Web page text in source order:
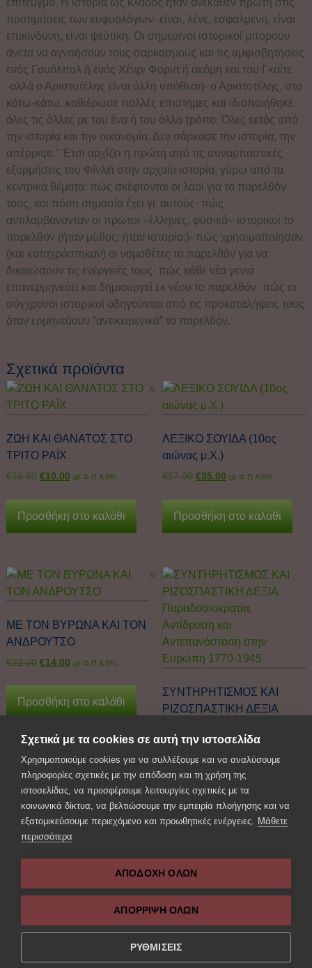
προτιμήσεις των ευφυολόγων· είναι, λένε, εσφαλμένη, είναι
επικίνδυνη, είναι ψεύτικη. Οι σημερινοί ιστορικοί μπορούν
άνετα να αγνοήσουν τους σαρκασμούς και τις αμφισβητήσεις
ενός Γουόλπολ ή ενός Χένρι Φορντ ή ακόμη και του Γκαίτε
-αλλά ο Αριστοτέλης είναι άλλη υπόθεση- ο Αριστοτέλης, στο
κάτω-κάτω, καθιέρωσε πολλές επιστήμες και ιδιοποιήθηκε
όλες τις άλλες με του ένα ή του άλλο τρόπο. Όλες εκτός από
την ιστορία και την οικονομία. Δεν σάρκασε την ιστορία, την
απέρριψε.” Έτσι αρχίζει η πρώτη από τις συναρπαστικές
εξορμήσεις του Φίνλεϊ στην αρχαία ιστορία, γύρω από τα
κεντρικά θέματα: πώς σκέφτονται οι λαοί για το παρελθόν
τους, και πόση σημασία έχει γι’ αυτούς· πώς
αντιλαμβάνονταν οι πρώτοι –έλληνες, φυσικά– ιστορικοί το
παρελθόν (ήταν μύθος; ήταν ιστορία;)· πώς χρησιμοποίησαν
(και καταχράστηκαν) οι νομοθέτες το παρελθόν για να
δικαιώσουν τις ενέργειές τους· πώς κάθε νέα γενιά
επανερμηνεύει και δημιουργεί εκ νέου το παρελθόν· πώς οι
σύγχρονοι ιστορικοί οδηγούνται από τις προκαταλήψεις τους
όταν ερμηνεύουν “αντικειμενικά” το παρελθόν.
Σχετικά προϊόντα
ΖΩΗ ΚΑΙ ΘΑΝΑΤΟΣ ΣΤΟ
ΤΡΙΤΟ ΡΑΪΧ
€16.80 €10.00 με Φ.Π.Α 6%.
Προσθήκη στο καλάθι
ΛΕΞΙΚΟ ΣΟΥΙΔΑ (10ος
αιώνας μ.Χ.)
€57.00 €35.00 με Φ.Π.Α 6%.
Προσθήκη στο καλάθι
ΜΕ ΤΟΝ ΒΥΡΩΝΑ ΚΑΙ ΤΟΝ
ΑΝΔΡΟΥΤΣΟ
€22.00 €14.00 με Φ.Π.Α 6%.
Προσθήκη στο καλάθι
ΣΥΝΤΗΡΗΤΙΣΜΟΣ ΚΑΙ
ΡΙΖΟΣΠΑΣΤΙΚΗ ΔΕΞΙΑ
Αντίδραση και
Αντεπανάσταση στην
Ευρώπη 1770-1945
€16.00 €7.00 με Φ.Π.Α 6%.
ΥΠΕΡΟΧΑ
ΜΑΡΓΑΡΙΤΑΡΙΑ του ύπνου
και του βίου μου
των λαών. Οι Ευρωπαϊκές
επαναστάσεις
Σχετικά με τα cookies σε αυτή την ιστοσελίδα
Χρησιμοποιούμε cookies για να συλλέξουμε και να αναλύσουμε
πληροφορίες σχετικές με την απόδοση και τη χρήση της
ιστοσελίδας, να προσφέρουμε λειτουργίες σχετικές με τα
κοινωνικά δίκτυα, να βελτιώσουμε την εμπειρία πλοήγησης και να
εξατομικεύσουμε περιεχόμενο και προωθητικές ενέργειες. Μάθετε
περισσότερα
ΑΠΟΔΟΧΗ ΟΛΩΝ
ΑΠΌΡΡΙΨΗ ΌΛΩΝ
ΡΥΘΜΙΣΕΙΣ